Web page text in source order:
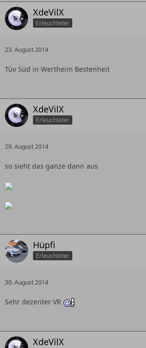
XdeVilX
Erleuchteter
23. August 2014
Tüv Süd in Wertheim Bestenheit
XdeVilX
Erleuchteter
29. August 2014
so sieht das ganze dann aus
Hüpfi
Erleuchteter
30. August 2014
Sehr dezenter VR
XdeVilX